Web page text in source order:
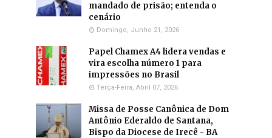
mandado de prisão; entenda o
cenário
Domingo, Junho 21, 2026
Papel Chamex A4 lidera vendas e
vira escolha número 1 para
impressões no Brasil
Terça-Feira, Abril 07, 2026
Missa de Posse Canônica de Dom
Antônio Ederaldo de Santana,
Bispo da Diocese de Irecê - BA